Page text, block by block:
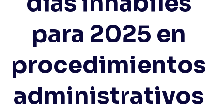
para 2025 en
procedimientos
administrativos